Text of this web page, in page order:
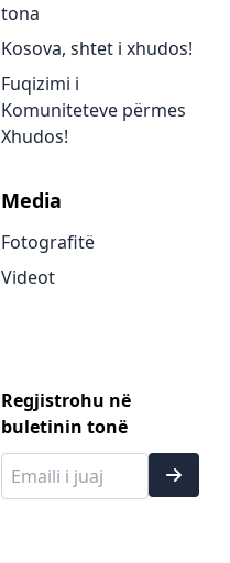
tona
Kosova, shtet i xhudos!
Fuqizimi i
Komuniteteve përmes
Xhudos!
Media
Fotografitë
Videot
Regjistrohu në
buletinin tonë